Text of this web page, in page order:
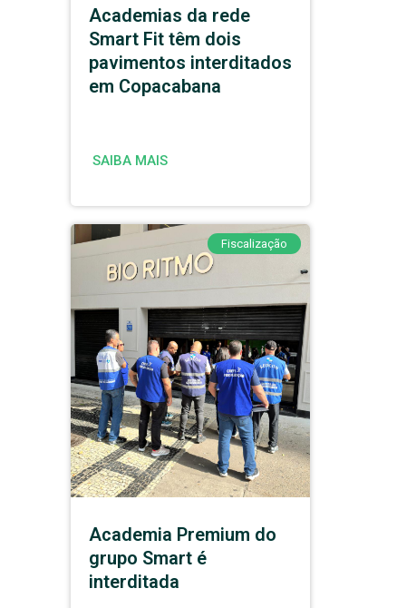
Academias da rede
Smart Fit têm dois
pavimentos interditados
em Copacabana
SAIBA MAIS
Fiscalização
Academia Premium do
grupo Smart é
interditada